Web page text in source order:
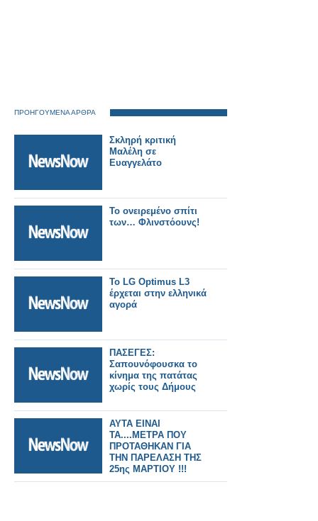
ΠΡΟΗΓΟΥΜΕΝΑ ΑΡΘΡΑ
Σκληρή κριτική
Μαλέλη σε
Ευαγγελάτο
Το ονειρεμένο σπίτι
των… Φλινστόουνς!
To LG Optimus L3
έρχεται στην ελληνικά
αγορά
ΠΑΣΕΓΕΣ:
Σαπουνόφουσκα το
κίνημα της πατάτας
χωρίς τους Δήμους
ΑΥΤΑ ΕΙΝΑΙ
ΤΑ....ΜΕΤΡΑ ΠΟΥ
ΠΡΟΤΑΘΗΚΑΝ ΓΙΑ
ΤΗΝ ΠΑΡΕΛΑΣΗ ΤΗΣ
25ης ΜΑΡΤΙΟΥ !!!